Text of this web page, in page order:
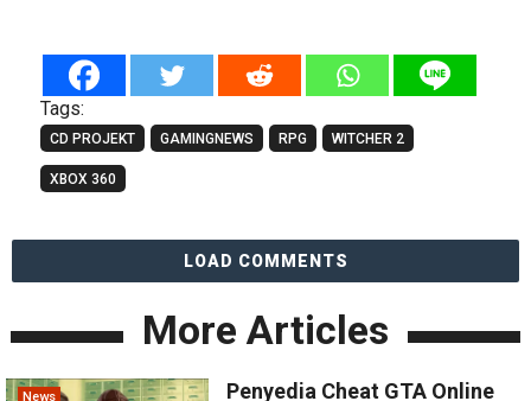
Tags:
CD PROJEKT GAMINGNEWS RPG WITCHER 2
XBOX 360
LOAD COMMENTS
More Articles
News
Penyedia Cheat GTA Online